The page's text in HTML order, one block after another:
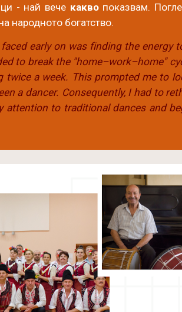
- най вече каквопоказвам.
народното богатство.
early on was finding the energy
to break the "home–work–home"
twice a week. This prompted me to
a dancer. Consequently, I had to
attention to traditional dances and